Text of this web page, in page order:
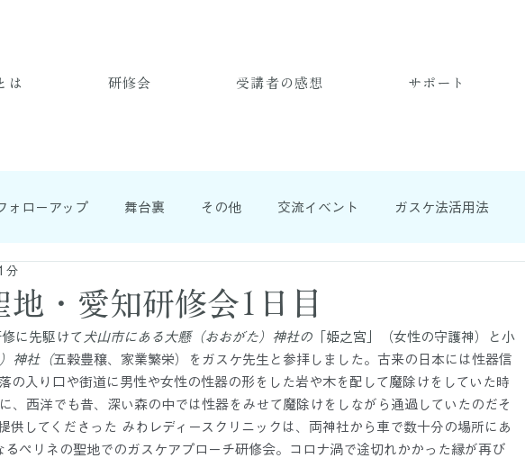
は 研修会 受講者の感想 サポート
ォローアップ 舞台裏 その他 交流イベント ガスケ法活用法
地・愛知研修会1日目
分
に先駆けて 犬山市にある大懸（おおがた）神社の 「姫之宮」（女性の守護神）と小
神社（五穀豊穣、家業繁栄）をガスケ先生と参拝しました。古来の日本には性器信
の入り口や街道に男性や女性の性器の形をした岩や木を配して魔除けをしていた時
、西洋でも昔、深い森の中では性器をみせて魔除けをしながら通過していたのだそ
供してくださった みわレディースクリニックは、両神社から車で数十分の場所にあ
るペリネの聖地でのガスケアプローチ研修会。コロナ渦で途切れかかった縁が再び